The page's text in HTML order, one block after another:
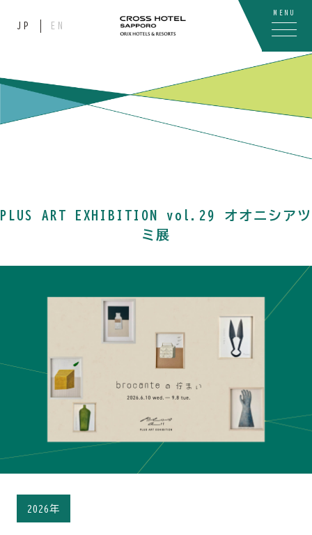
JP EN
MENU
PLUS ART EXHIBITION vol.29 オオニシアツ
ミ展
2026年